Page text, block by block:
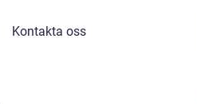
Kontakta oss